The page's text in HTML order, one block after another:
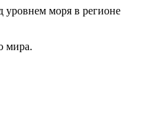
уровнем моря в регионе
мира.